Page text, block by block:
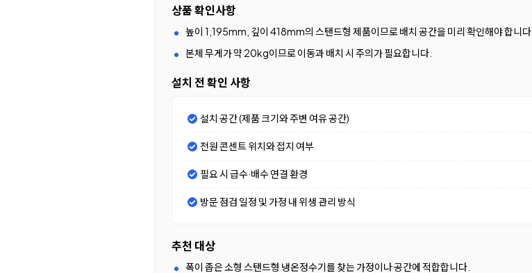
상품 확인사항
높이 1,195mm, 깊이 418mm의 스탠드형 제품이므로 배치 공간을 미리 확인해야 합니다.
본체 무게가 약 20kg이므로 이동과 배치 시 주의가 필요합니다.
설치 전 확인 사항
설치 공간 (제품 크기와 주변 여유 공간)
전원 콘센트 위치와 접지 여부
필요 시 급수·배수 연결 환경
방문 점검 일정 및 가정 내 위생 관리 방식
추천 대상
폭이 좁은 소형 스탠드형 냉온정수기를 찾는 가정이나 공간에 적합합니다.